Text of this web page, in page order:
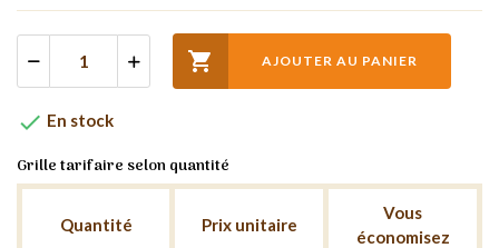
 AJOUTER AU PANIER
 En stock
Grille tarifaire selon quantité
Quantité Prix unitaire
Vous
économisez